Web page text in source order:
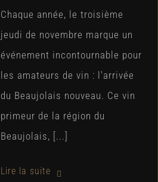
Chaque année, le troisième
jeudi de novembre marque un
événement incontournable pour
les amateurs de vin : l'arrivée
du Beaujolais nouveau. Ce vin
primeur de la région du
Beaujolais, [...]